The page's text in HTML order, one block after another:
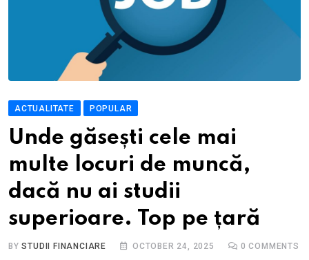
ACTUALITATE POPULAR
Unde găsești cele mai
multe locuri de muncă,
dacă nu ai studii
superioare. Top pe țară
BYSTUDII FINANCIARE OCTOBER 24, 2025 0 COMMENTS